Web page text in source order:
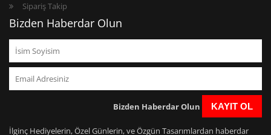
Sipariş Takip
Bizden Haberdar Olun
Bizden Haberdar Olun KAYIT OL
İlginç Hediyelerin, Özel Günlerin, ve Özgün Tasarımlardan haberdar